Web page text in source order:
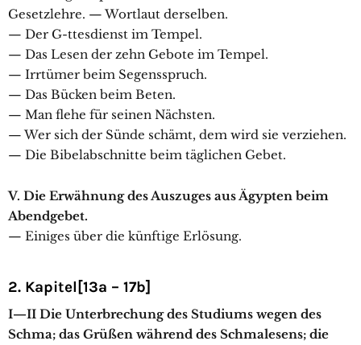
Gesetzlehre. — Wortlaut derselben.
— Der G-ttesdienst im Tempel.
— Das Lesen der zehn Gebote im Tempel.
— Irrtümer beim Segensspruch.
— Das Bücken beim Beten.
— Man flehe für seinen Nächsten.
— Wer sich der Sünde schämt, dem wird sie verziehen.
— Die Bibelabschnitte beim täglichen Gebet.
V. Die Erwähnung des Auszuges aus Ägypten beim
Abendgebet.
— Einiges über die künftige Erlösung.
2. Kapitel[13a – 17b]
I—II Die Unterbrechung des Studiums wegen des
Schma; das Grüßen während des Schmalesens; die